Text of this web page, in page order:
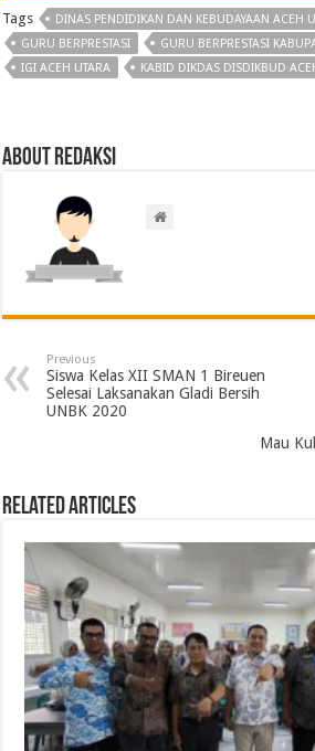
Tags DINAS PENDIDIKAN DAN KEBUDAYAAN ACEH
GURU BERPRESTASI
GURU BERPRESTASI
IGI ACEH UTARA
KABID DIKDAS DISDIKBUD
About Redaksi
Previous
Siswa Kelas XII SMAN 1 Bireuen
Selesai Laksanakan Gladi Bersih
UNBK 2020
Mau
Related Articles